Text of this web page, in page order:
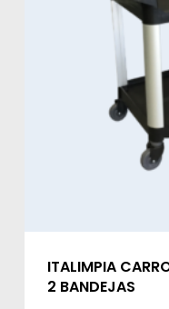
ITALIMPIA
2 BANDEJAS